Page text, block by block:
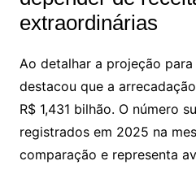
extraordinárias
Ao detalhar a projeção
destacou que a
R$ 1,431 bilhão. O número
registrados em 2025 na
comparação e representa